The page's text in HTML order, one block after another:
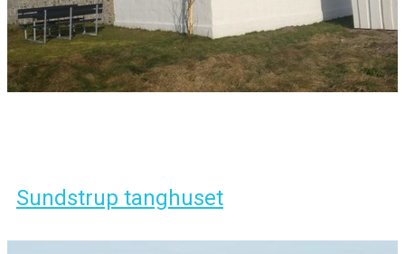
Sundstrup tanghuset